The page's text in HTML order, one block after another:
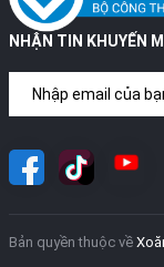
NHẬN TIN KHUYẾN
Bản quyền thuộc về